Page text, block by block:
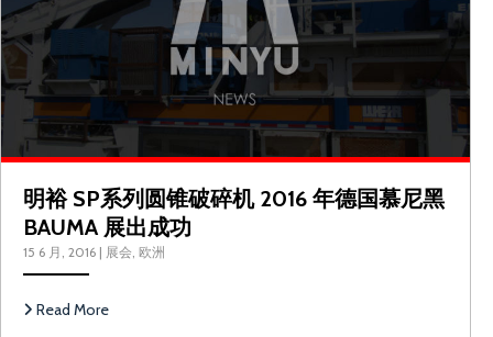
明裕 SP系列圆锥破碎机 2016 年德国慕尼黑
BAUMA 展出成功
15 6 月, 2016 | 展会, 欧洲
Read More